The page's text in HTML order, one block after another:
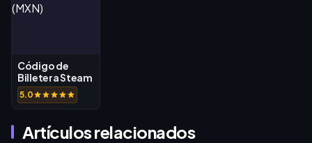
Código de
Billetera Steam
(MXN)
5.0
Artículos relacionados